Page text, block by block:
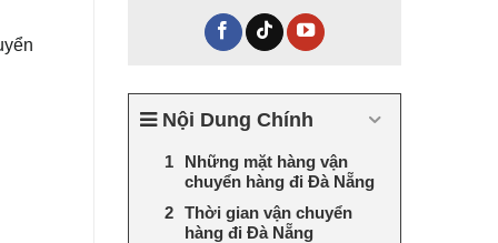
Nội Dung Chính
Những mặt hàng vận
chuyển hàng đi Đà Nẵng
Thời gian vận chuyển
hàng đi Đà Nẵng